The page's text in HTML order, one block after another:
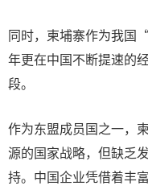
同时，柬埔寨作为我
年更在中国不断提速的
段。
作为东盟成员国之一，
源的国家战略，但缺乏
持。中国企业凭借着丰